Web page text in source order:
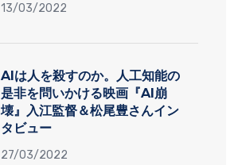
13/03/2022
AIは人を殺すのか。人工知能の
是非を問いかける映画『AI崩
壊』入江監督＆松尾豊さんイン
タビュー
27/03/2022